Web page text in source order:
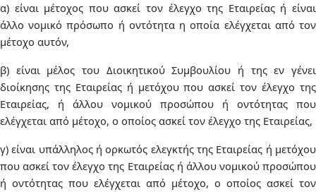
α) είναι μέτοχος που ασκεί τον έλεγχο της Εταιρείας ή είναι
άλλο νομικό πρόσωπο ή οντότητα η οποία ελέγχεται από τον
μέτοχο αυτόν,
β) είναι μέλος του Διοικητικού Συμβουλίου ή της εν γένει
διοίκησης της Εταιρείας ή μετόχου που ασκεί τον έλεγχο της
Εταιρείας, ή άλλου νομικού προσώπου ή οντότητας που
ελέγχεται από μέτοχο, ο οποίος ασκεί τον έλεγχο της Εταιρείας,
γ) είναι υπάλληλος ή ορκωτός ελεγκτής της Εταιρείας ή μετόχου
που ασκεί τον έλεγχο της Εταιρείας ή άλλου νομικού προσώπου
ή οντότητας που ελέγχεται από μέτοχο, ο οποίος ασκεί τον